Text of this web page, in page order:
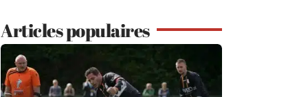
Articles populaires